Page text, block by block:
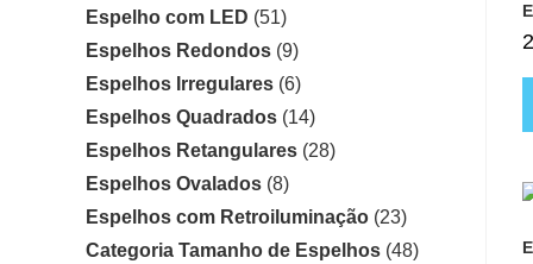
Espelho com LED (51)
Espelhos Redondos (9)
Espelhos Irregulares (6)
Espelhos Quadrados (14)
Espelhos Retangulares (28)
Espelhos Ovalados (8)
Espelhos com Retroiluminação (23)
Categoria Tamanho de Espelhos (48)